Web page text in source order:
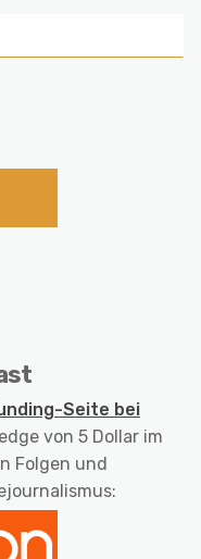
Seite bei
von 5 Dollar im
Folgen und